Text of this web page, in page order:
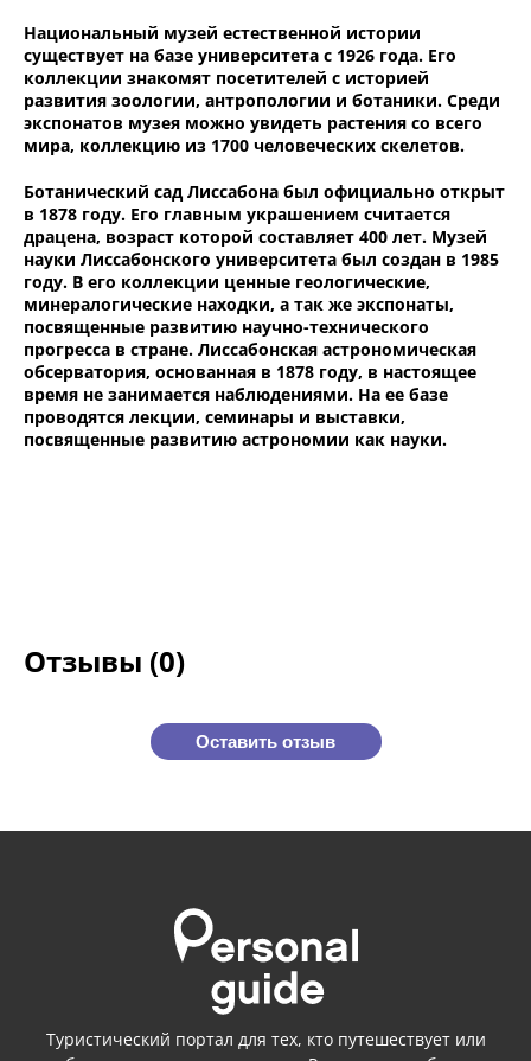
Национальный музей естественной истории
существует на базе университета с 1926 года. Его
коллекции знакомят посетителей с историей
развития зоологии, антропологии и ботаники. Среди
экспонатов музея можно увидеть растения со всего
мира, коллекцию из 1700 человеческих скелетов.
Ботанический сад Лиссабона был официально открыт
в 1878 году. Его главным украшением считается
драцена, возраст которой составляет 400 лет. Музей
науки Лиссабонского университета был создан в 1985
году. В его коллекции ценные геологические,
минералогические находки, а так же экспонаты,
посвященные развитию научно-технического
прогресса в стране. Лиссабонская астрономическая
обсерватория, основанная в 1878 году, в настоящее
время не занимается наблюдениями. На ее базе
проводятся лекции, семинары и выставки,
посвященные развитию астрономии как науки.
Отзывы (0)
Оставить отзыв
Туристический портал для тех, кто путешествует или